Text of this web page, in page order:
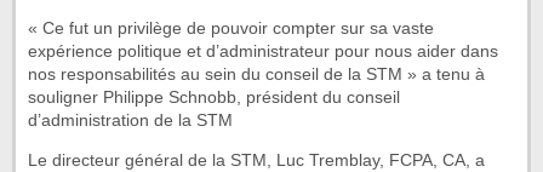
« Ce fut un privilège de pouvoir compter sur sa vaste
expérience politique et d’administrateur pour nous aider dans
nos responsabilités au sein du conseil de la STM » a tenu à
souligner Philippe Schnobb, président du conseil
d’administration de la STM
Le directeur général de la STM, Luc Tremblay, FCPA, CA, a